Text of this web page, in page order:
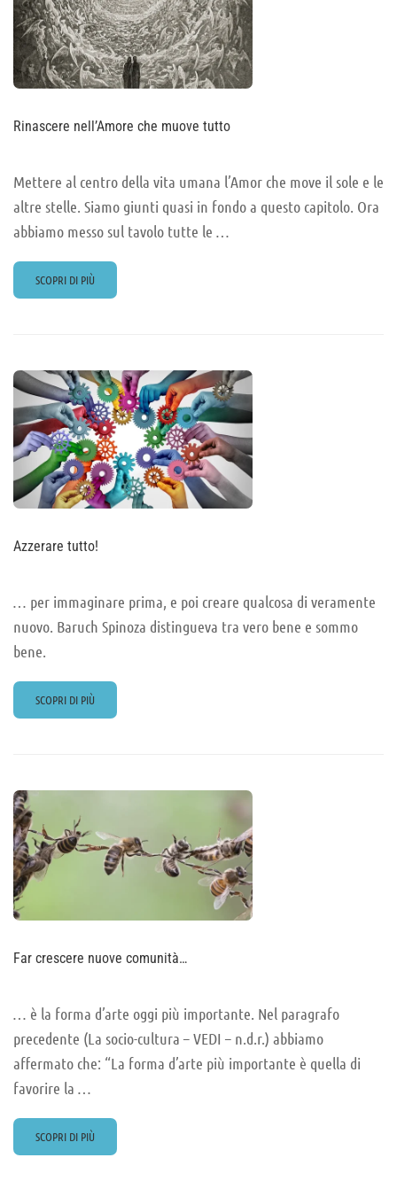
Rinascere nell’Amore che muove tutto
Mettere al centro della vita umana l’Amor che move il sole e le
altre stelle. Siamo giunti quasi in fondo a questo capitolo. Ora
abbiamo messo sul tavolo tutte le …
READ
MORE
CHE
MUOVE
TUTTO
SCOPRI DI PIÙ
Azzerare tutto!
… per immaginare prima, e poi creare qualcosa di veramente
nuovo. Baruch Spinoza distingueva tra vero bene e sommo
bene.
READ
MORE
SCOPRI DI PIÙ
Far crescere nuove comunità…
… è la forma d’arte oggi più importante. Nel paragrafo
precedente (La socio-cultura – VEDI – n.d.r.) abbiamo
affermato che: “La forma d’arte più importante è quella di
favorire la …
READ
MORE
SCOPRI DI PIÙ